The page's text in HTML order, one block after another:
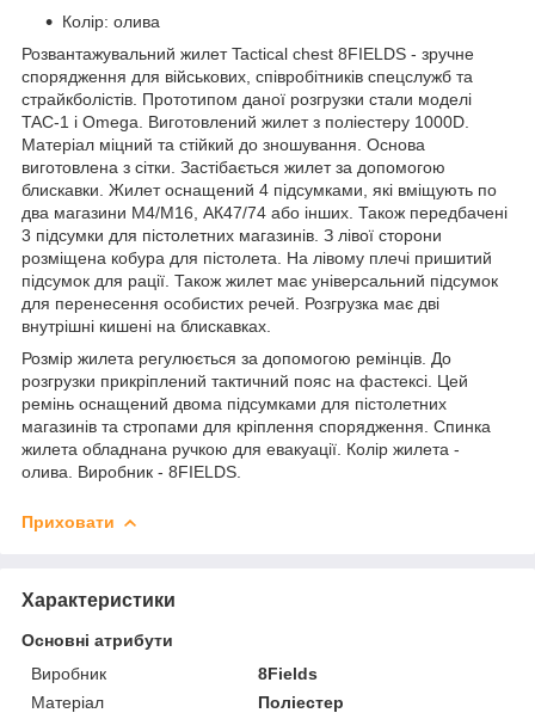
Колір: олива
Розвантажувальний жилет Tactical chest 8FIELDS - зручне
спорядження для військових, співробітників спецслужб та
страйкболістів. Прототипом даної розгрузки стали моделі
TAC-1 і Omega. Виготовлений жилет з поліестеру 1000D.
Матеріал міцний та стійкий до зношування. Основа
виготовлена з сітки. Застібається жилет за допомогою
блискавки. Жилет оснащений 4 підсумками, які вміщують по
два магазини М4/М16, АК47/74 або інших. Також передбачені
3 підсумки для пістолетних магазинів. З лівої сторони
розміщена кобура для пістолета. На лівому плечі пришитий
підсумок для рації. Також жилет має універсальний підсумок
для перенесення особистих речей. Розгрузка має дві
внутрішні кишені на блискавках.
Розмір жилета регулюється за допомогою ремінців. До
розгрузки прикріплений тактичний пояс на фастексі. Цей
ремінь оснащений двома підсумками для пістолетних
магазинів та стропами для кріплення спорядження. Спинка
жилета обладнана ручкою для евакуації. Колір жилета -
олива. Виробник - 8FIELDS.
Приховати
Характеристики
Основні атрибути
Виробник
8Fields
Матеріал
Поліестер